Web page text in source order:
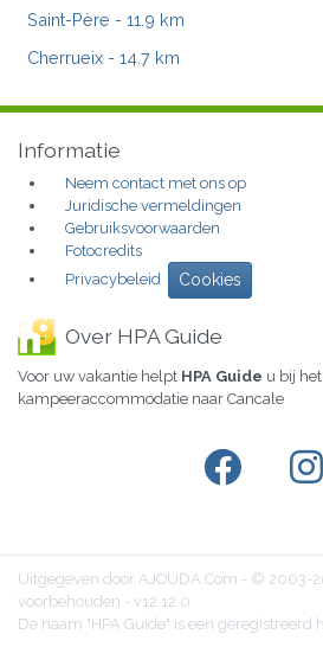
Saint-Père - 11.9 km
Cherrueix - 14.7 km
Informatie
Neem contact met ons op
Juridische vermeldingen
Gebruiksvoorwaarden
Fotocredits
Privacybeleid
Cookies
Over HPA Guide
Voor uw vakantie helpt HPA Guide u bij
kampeeraccommodatie naar Cancale
Uitgegeven door AJOUDA.Com - © 2003-
voorbehouden - v12.12.0
De naam "HPA Guide" is een geregistreerd